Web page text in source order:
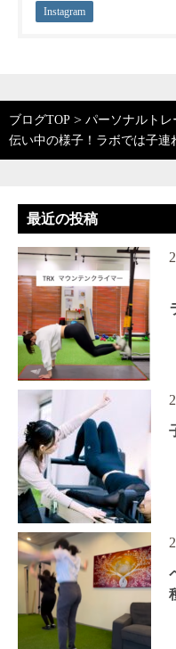
Instagram
ブログTOP > パーソナルトレ
伝い中の様子！ラボでは子
最近の投稿